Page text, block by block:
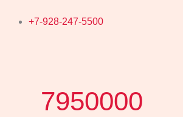
+7-928-247-5500
7950000